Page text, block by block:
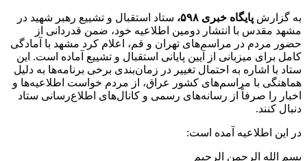
به گزارش پایگاه خبری ۵۹۸،
ستاد استقبال و تشییع رهبر شهید در
مشهد مقدس با انتشار دومین اطلاعیه خود، ضمن قدردانی از
حضور مردم در مراسم‌های تهران و قم، اعلام کرد مشهد با آمادگی
کامل برای میزبانی از آیین پایانی استقبال و تشییع آماده است. این
ستاد با اشاره به احتمال تغییر در زمان‌بندی برخی برنامه‌ها به دلیل
هماهنگی با مراسم‌های کشور عراق، از مردم خواست اطلاعیه‌ها و
اخبار را صرفاً از رسانه‌های رسمی و کانال‌های اطلاع‌رسانی ستاد
دنبال کنند.
در این اطلاعیه آمده است:
بسم الله الرحمن الرحیم